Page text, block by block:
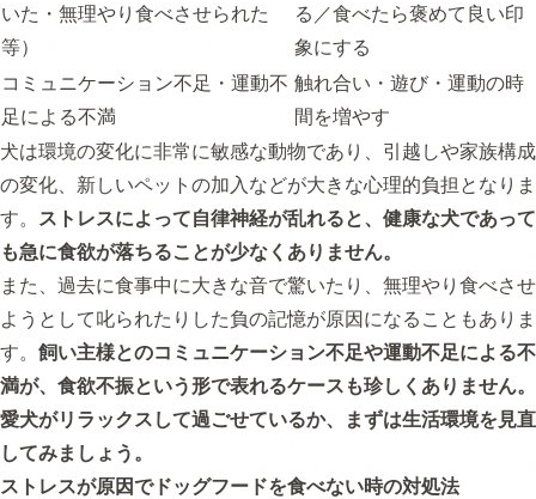
いた・無理やり食べさせられた
等）
る／食べたら褒めて良い印
象にする
コミュニケーション不足・運動不
足による不満
触れ合い・遊び・運動の時
間を増やす
犬は環境の変化に非常に敏感な動物であり、引越しや家族構成
の変化、新しいペットの加入などが大きな心理的負担となりま
す。 ストレスによって自律神経が乱れると、健康な犬であって
も急に食欲が落ちることが少なくありません。
また、過去に食事中に大きな音で驚いたり、無理やり食べさせ
ようとして叱られたりした負の記憶が原因になることもありま
す。 飼い主様とのコミュニケーション不足や運動不足による不
満が、食欲不振という形で表れるケースも珍しくありません。
愛犬がリラックスして過ごせているか、まずは生活環境を見直
してみましょう。
ストレスが原因でドッグフードを食べない時の対処法